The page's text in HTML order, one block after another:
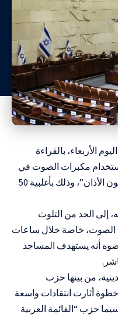
الأربعاء، بالقراءة
مكبرات الصوت في
دور العبادة، والمعروف إعلامياً بـ”قانون الأذان”، وذلك بأغلبية 50
إلى الحد من التلوث
الصوت، خاصة خلال ساعات
أنه يستهدف المساجد
من بينها حزب
أثارت انتقادات واسعة
حزب “القائمة العربية